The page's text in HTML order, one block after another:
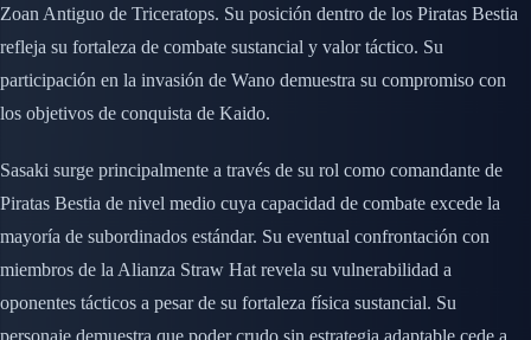
Zoan Antiguo de Triceratops. Su posición dentro de los Piratas Bestia
refleja su fortaleza de combate sustancial y valor táctico. Su
participación en la invasión de Wano demuestra su compromiso con
los objetivos de conquista de Kaido.
Sasaki surge principalmente a través de su rol como comandante de
Piratas Bestia de nivel medio cuya capacidad de combate excede la
mayoría de subordinados estándar. Su eventual confrontación con
miembros de la Alianza Straw Hat revela su vulnerabilidad a
oponentes tácticos a pesar de su fortaleza física sustancial. Su
personaje demuestra que poder crudo sin estrategia adaptable cede a